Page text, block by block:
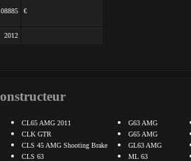
€
2012
CL65 AMG 2011
CLK GTR
CLS 45 AMG Shooting Brake
CLS 63
G63 AMG
G65 AMG
GL63 AMG
ML 63